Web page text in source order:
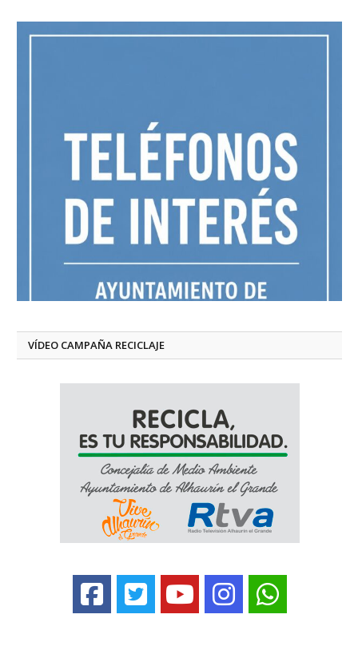
VÍDEO CAMPAÑA RECICLAJE